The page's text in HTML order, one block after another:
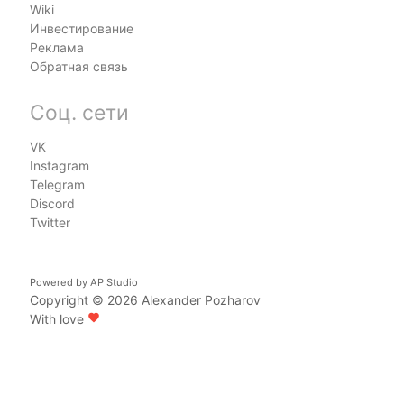
Wiki
Инвестирование
Реклама
Обратная связь
Соц. сети
VK
Instagram
Telegram
Discord
Twitter
Powered by AP Studio
Copyright © 2026 Alexander Pozharov
With love favorite